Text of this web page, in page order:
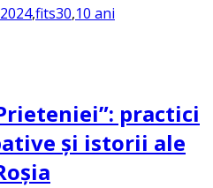
,fits30,10 ani
practici
și istorii ale